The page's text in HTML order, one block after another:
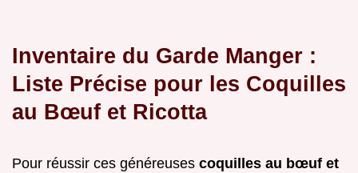
Inventaire du Garde Manger :
Liste Précise pour les Coquilles
au Bœuf et Ricotta
Pour réussir ces généreuses coquilles au bœuf et